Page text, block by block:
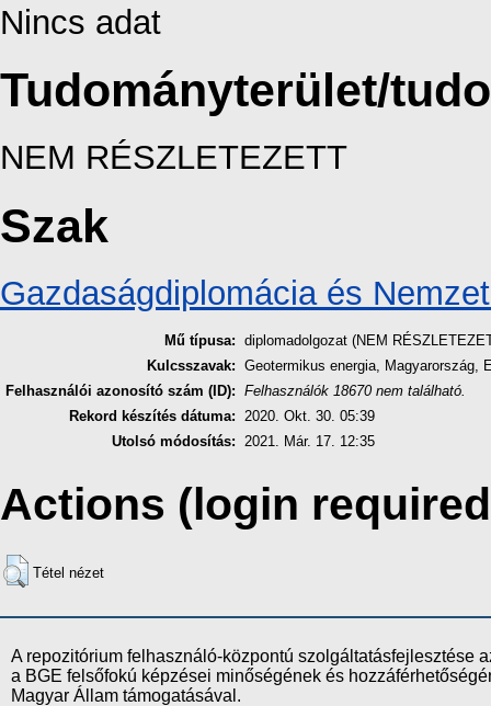
Nincs adat
Tudományterület/
NEM RÉSZLETEZETT
Szak
Gazdaságdiplomácia és
Mű típusa: diplomadolgozat (NEM
Kulcsszavak: Geotermikus energia, Magyarország,
Felhasználói azonosító szám (ID): Felhasználók 18670 nem található.
Rekord készítés dátuma: 2020. Okt. 30. 05:39
Utolsó módosítás: 2021. Már. 17. 12:35
Actions (login
Tétel nézet
A repozitórium felhasználó-központú szolgáltatásfejlesztése
a BGE felsőfokú képzései minőségének és
Magyar Állam támogatásával.